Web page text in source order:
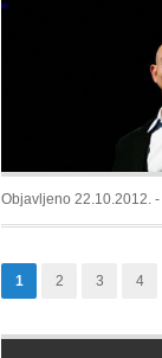
Objavljeno 22.10.2012. -
1 2 3 4